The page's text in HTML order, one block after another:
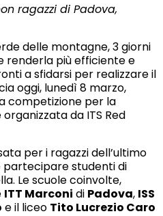
ragazzi di Padova,
delle montagne, 3 giorni
renderla più efficiente e
a sfidarsi per realizzare il
oggi, lunedì 8 marzo,
competizione per la
da ITS Red
per i ragazzi dell’ultimo
partecipare studenti di
Le scuole coinvolte,
ITT Marconi di Padova, ISS
e il liceo Tito Lucrezio Caro